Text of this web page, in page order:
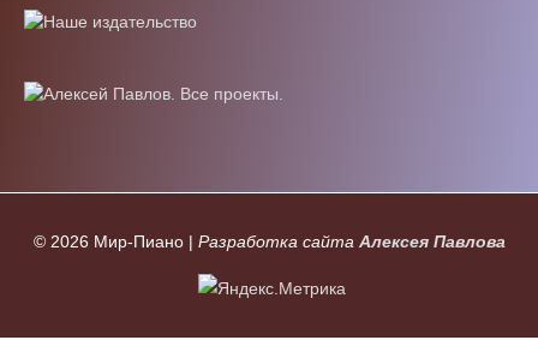
© 2026 Мир-Пиано| Разработка сайта Алексея Павлова